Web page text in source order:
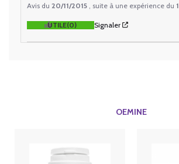
Avis du 20/11/2015 , suite à une expérience du
UTILE(0) Signaler
OEMINE